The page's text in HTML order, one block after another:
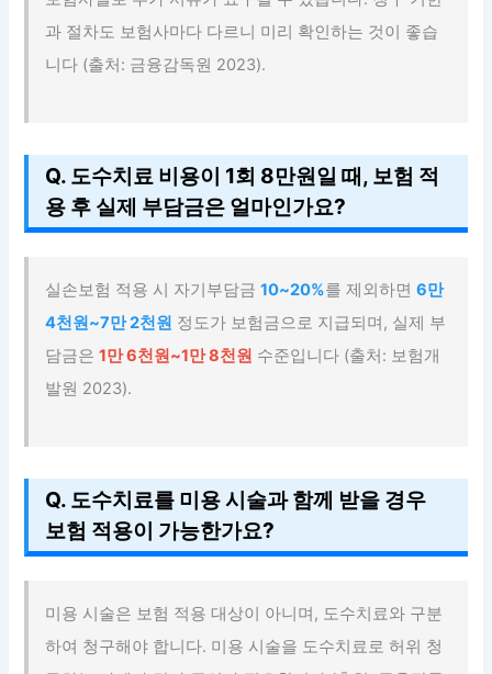
과 절차도 보험사마다 다르니 미리 확인하는 것이 좋습
니다 (출처: 금융감독원 2023).
Q. 도수치료 비용이 1회 8만원일 때, 보험 적
용 후 실제 부담금은 얼마인가요?
실손보험 적용 시 자기부담금10~20%를 제외하면6만
4천원~7만 2천원 정도가 보험금으로 지급되며, 실제 부
담금은1만 6천원~1만 8천원 수준입니다 (출처: 보험개
발원 2023).
Q. 도수치료를 미용 시술과 함께 받을 경우
보험 적용이 가능한가요?
미용 시술은 보험 적용 대상이 아니며, 도수치료와 구분
하여 청구해야 합니다. 미용 시술을 도수치료로 허위 청